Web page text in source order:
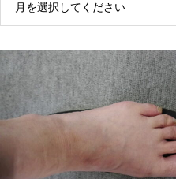
月を選択してください